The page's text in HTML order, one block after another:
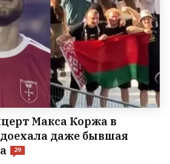
Макса Коржа в
даже бывшая
29